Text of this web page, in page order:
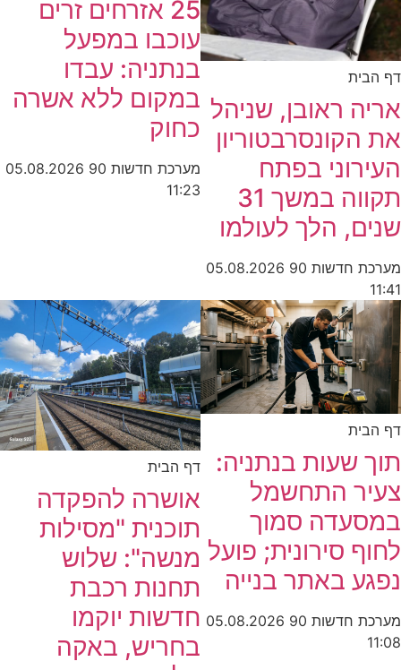
דף הבית
אריה ראובן, שניהל
את הקונסרבטוריון
העירוני בפתח
תקווה במשך 31
שנים, הלך לעולמו
מערכת חדשות 90
05.08.2026
11:41
25 אזרחים זרים
עוכבו במפעל
בנתניה: עבדו
במקום ללא אשרה
כחוק
מערכת חדשות 90
05.08.2026
11:23
דף הבית
תוך שעות בנתניה:
צעיר התחשמל
במסעדה סמוך
לחוף סירונית; פועל
נפגע באתר בנייה
מערכת חדשות 90
05.08.2026
11:08
דף הבית
אושרה להפקדה
תוכנית "מסילות
מנשה": שלוש
תחנות רכבת
חדשות יוקמו
בחריש, באקה